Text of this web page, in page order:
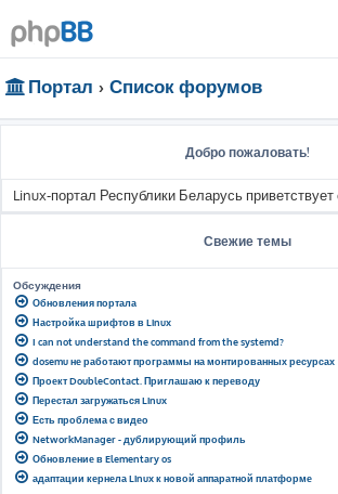
Портал Список форумов
Добро пожаловать!
Linux-портал Республики Беларусь приветствует
Свежие темы
Обсуждения
Обновления портала
Настройка шрифтов в Linux
I can not understand the command from the systemd?
dosemu не работают программы на монтированных ресурсах
Проект DoubleContact. Приглашаю к переводу
Перестал загружаться Linux
Есть проблема с видео
NetworkManager - дублирующий профиль
Обновление в Elementary os
адаптации кернела Linux к новой аппаратной платформе